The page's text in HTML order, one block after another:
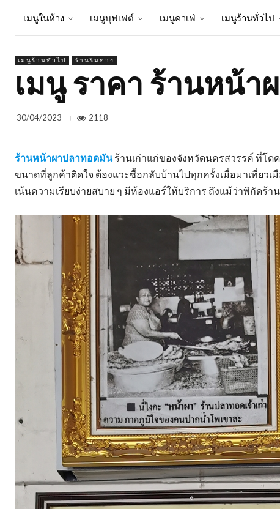
เมนูในห้าง เมนูบุฟเฟต์ เมนูคาเฟ่ เมนูร้านทั่วไป
เมนูร้านทั่วไป ร้านริมทาง
เมนู ราคา ร้านหน้
30/04/2023 2118
ร้านหน้าผาปลาทอดมันร้านเก่าแก่ของจังหวัดนครสวรรค์ ที่โดด
ขนาดที่ลูกค้าติดใจ ต้องแวะซื้อกลับบ้านไปทุกครั้งเมื่อมาเที่ยว
เน้นความเรียบง่ายสบาย ๆ มีห้องแอร์ให้บริการ ถึงแม้ว่าพิกัดร้